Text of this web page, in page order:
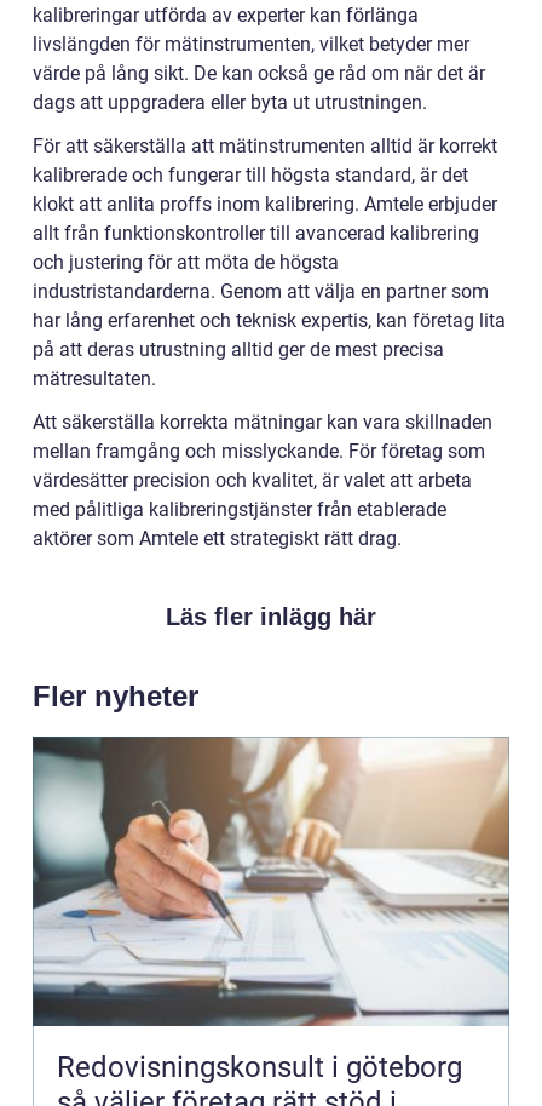
kalibreringar utförda av experter kan förlänga
livslängden för mätinstrumenten, vilket betyder mer
värde på lång sikt. De kan också ge råd om när det är
dags att uppgradera eller byta ut utrustningen.
För att säkerställa att mätinstrumenten alltid är korrekt
kalibrerade och fungerar till högsta standard, är det
klokt att anlita proffs inom kalibrering. Amtele erbjuder
allt från funktionskontroller till avancerad kalibrering
och justering för att möta de högsta
industristandarderna. Genom att välja en partner som
har lång erfarenhet och teknisk expertis, kan företag lita
på att deras utrustning alltid ger de mest precisa
mätresultaten.
Att säkerställa korrekta mätningar kan vara skillnaden
mellan framgång och misslyckande. För företag som
värdesätter precision och kvalitet, är valet att arbeta
med pålitliga kalibreringstjänster från etablerade
aktörer som Amtele ett strategiskt rätt drag.
Läs fler inlägg här
Fler nyheter
Redovisningskonsult i göteborg